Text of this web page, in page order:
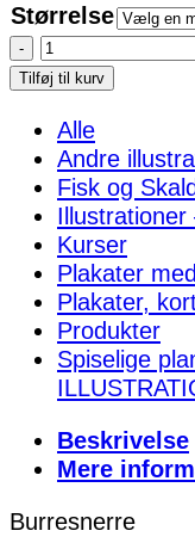
Størrelse
Burresnerre
–
antal
Tilføj til kurv
Alle
Andre
Fisk og
Illustrationer
Kurser
Plakater
Plakater,
Produkter
Spiselige
Beskrivelse
Mere
Burresnerre